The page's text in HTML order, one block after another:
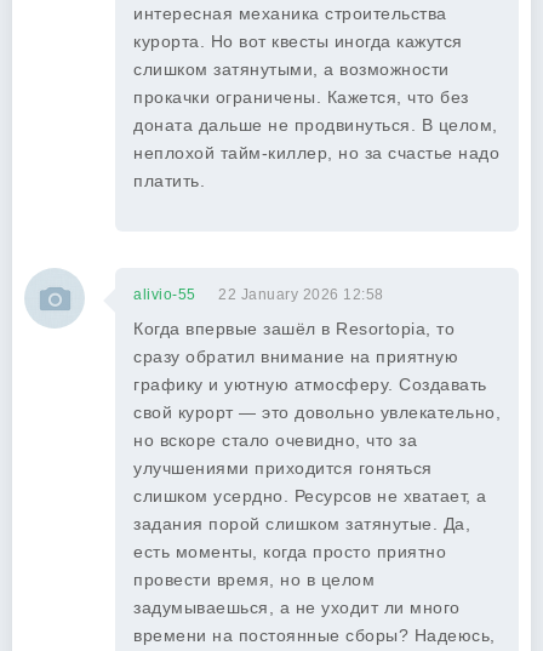
интересная механика строительства
курорта. Но вот квесты иногда кажутся
слишком затянутыми, а возможности
прокачки ограничены. Кажется, что без
доната дальше не продвинуться. В целом,
неплохой тайм-киллер, но за счастье надо
платить.
alivio-55 22 January 2026 12:58
Когда впервые зашёл в Resortopia, то
сразу обратил внимание на приятную
графику и уютную атмосферу. Создавать
свой курорт — это довольно увлекательно,
но вскоре стало очевидно, что за
улучшениями приходится гоняться
слишком усердно. Ресурсов не хватает, а
задания порой слишком затянутые. Да,
есть моменты, когда просто приятно
провести время, но в целом
задумываешься, а не уходит ли много
времени на постоянные сборы? Надеюсь,